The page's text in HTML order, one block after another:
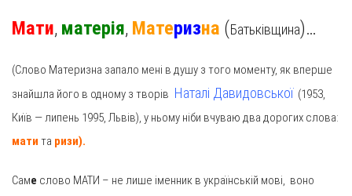
Мати, матерія, Материзна (Батьківщина)…
(Cлово Материзна запало мені в душу з того моменту, як вперше
знайшла його в одному з творів Наталі Давидовської (1953,
Київ — липень 1995, Львів), у ньому ніби вчуваю два дорогих слова:
мати та ризи).
Саме слово МАТИ – не лише іменник в українській мові, воно